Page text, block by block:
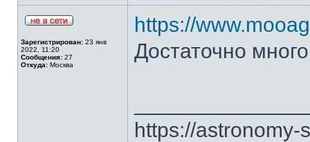
Зарегистрирован: 23 янв
2022, 11:20
Сообщения: 27
Откуда: Москва
https://
Достаточно
https://astronomy-